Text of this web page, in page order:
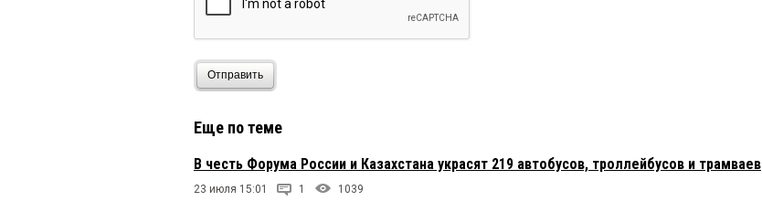
Отправить
Еще по теме
В честь Форума России и Казахстана украсят 219 автобусов, троллейбусов и трамваев
23 июля 15:01 1 1039